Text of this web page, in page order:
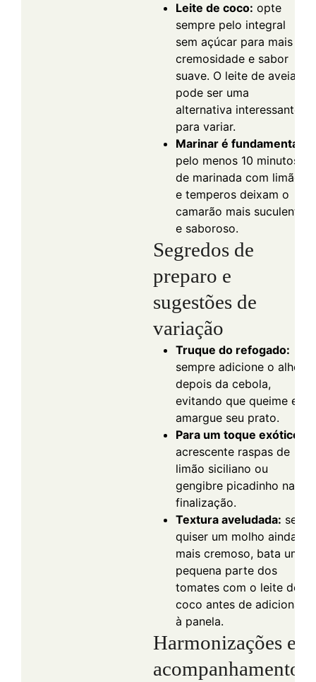
Leite de coco: opte
sempre pelo integral
sem açúcar para mais
cremosidade e sabor
suave. O leite de aveia
pode ser uma
alternativa interessante
para variar.
Marinar é fundamental:
pelo menos 10 minutos
de marinada com limão
e temperos deixam o
camarão mais suculento
e saboroso.
Segredos de
preparo e
sugestões de
variação
Truque do refogado:
sempre adicione o alho
depois da cebola,
evitando que queime e
amargue seu prato.
Para um toque exótico:
acrescente raspas de
limão siciliano ou
gengibre picadinho na
finalização.
Textura aveludada: se
quiser um molho ainda
mais cremoso, bata uma
pequena parte dos
tomates com o leite de
coco antes de adicionar
à panela.
Harmonizações e
acompanhamentos